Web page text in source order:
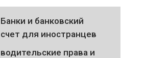
Банки и банковский
счет для иностранцев
водительские права и